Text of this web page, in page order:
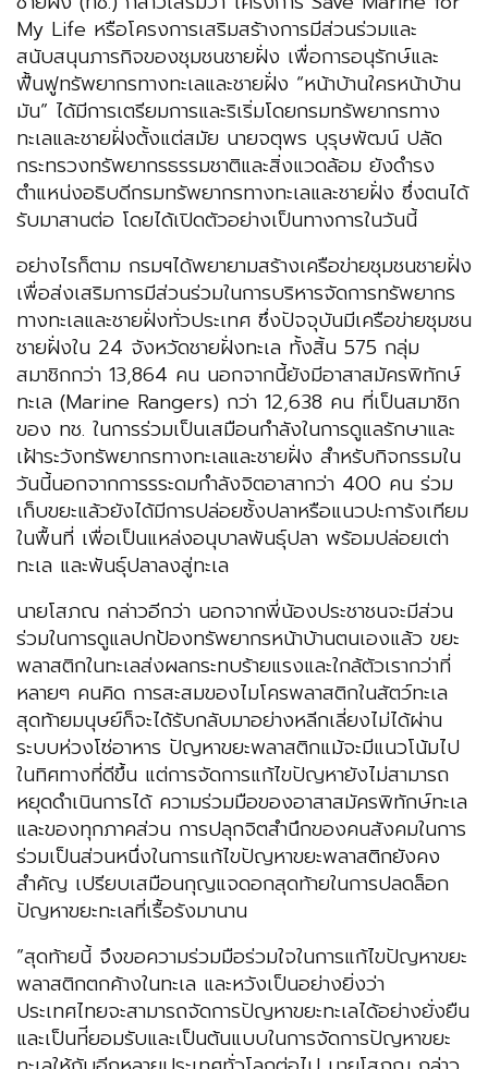
My Life หรือโครงการเสริมสร้างการมีส่วนร่วมและ
สนับสนุนภารกิจของชุมชนชายฝั่ง เพื่อการอนุรักษ์และ
ฟื้นฟูทรัพยากรทางทะเลและชายฝั่ง “หน้าบ้านใครหน้าบ้าน
มัน” ได้มีการเตรียมการและริเริ่มโดยกรมทรัพยากรทาง
ทะเลและชายฝั่งตั้งแต่สมัย นายจตุพร บุรุษพัฒน์ ปลัด
กระทรวงทรัพยากรธรรมชาติและสิ่งแวดล้อม ยังดำรง
ตำแหน่งอธิบดีกรมทรัพยากรทางทะเลและชายฝั่ง ซึ่งตนได้
รับมาสานต่อ โดยได้เปิดตัวอย่างเป็นทางการในวันนี้
อย่างไรก็ตาม กรมฯได้พยายามสร้างเครือข่ายชุมชนชายฝั่ง
เพื่อส่งเสริมการมีส่วนร่วมในการบริหารจัดการทรัพยากร
ทางทะเลและชายฝั่งทั่วประเทศ ซึ่งปัจจุบันมีเครือข่ายชุมชน
ชายฝั่งใน 24 จังหวัดชายฝั่งทะเล ทั้งสิ้น 575 กลุ่ม
สมาชิกกว่า 13,864 คน นอกจากนี้ยังมีอาสาสมัครพิทักษ์
ทะเล (Marine Rangers) กว่า 12,638 คน ที่เป็นสมาชิก
ของ ทช. ในการร่วมเป็นเสมือนกำลังในการดูแลรักษาและ
เฝ้าระวังทรัพยากรทางทะเลและชายฝั่ง สำหรับกิจกรรมใน
วันนี้นอกจากการรระดมกำลังจิตอาสากว่า 400 คน ร่วม
เก็บขยะแล้วยังได้มีการปล่อยซั้งปลาหรือแนวปะการังเทียม
ในพื้นที่ เพื่อเป็นแหล่งอนุบาลพันธุ์ปลา พร้อมปล่อยเต่า
ทะเล และพันธุ์ปลาลงสู่ทะเล
นายโสภณ กล่าวอีกว่า นอกจากพี่น้องประชาชนจะมีส่วน
ร่วมในการดูแลปกป้องทรัพยากรหน้าบ้านตนเองแล้ว ขยะ
พลาสติกในทะเลส่งผลกระทบร้ายแรงและใกล้ตัวเรากว่าที่
หลายๆ คนคิด การสะสมของไมโครพลาสติกในสัตว์ทะเล
สุดท้ายมนุษย์ก็จะได้รับกลับมาอย่างหลีกเลี่ยงไม่ได้ผ่าน
ระบบห่วงโซ่อาหาร ปัญหาขยะพลาสติกแม้จะมีแนวโน้มไป
ในทิศทางที่ดีขึ้น แต่การจัดการแก้ไขปัญหายังไม่สามารถ
หยุดดำเนินการได้ ความร่วมมือของอาสาสมัครพิทักษ์ทะเล
และของทุกภาคส่วน การปลุกจิตสำนึกของคนสังคมในการ
ร่วมเป็นส่วนหนึ่งในการแก้ไขปัญหาขยะพลาสติกยังคง
สำคัญ เปรียบเสมือนกุญแจดอกสุดท้ายในการปลดล็อก
ปัญหาขยะทะเลที่เรื้อรังมานาน
”สุดท้ายนี้ จึงขอความร่วมมือร่วมใจในการแก้ไขปัญหาขยะ
พลาสติกตกค้างในทะเล และหวังเป็นอย่างยิ่งว่า
ประเทศไทยจะสามารถจัดการปัญหาขยะทะเลได้อย่างยั่งยืน
และเป็นท่ียอมรับและเป็นต้นแบบในการจัดการปัญหาขยะ